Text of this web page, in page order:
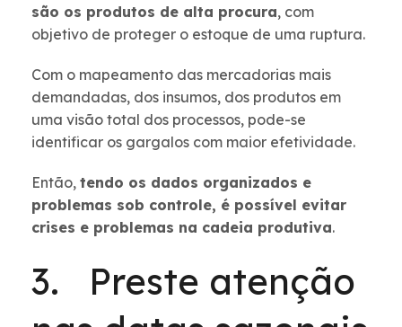
são os produtos de alta procura, com
objetivo de proteger o estoque de uma ruptura.
Com o mapeamento das mercadorias mais
demandadas, dos insumos, dos produtos em
uma visão total dos processos, pode-se
identificar os gargalos com maior efetividade.
Então, tendo os dados organizados e
problemas sob controle, é possível evitar
crises e problemas na cadeia produtiva.
3. Preste atenção